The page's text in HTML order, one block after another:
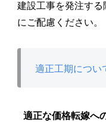
建設工事を発注す
にご配慮ください。
適正工期につい
適正な価格転嫁へ